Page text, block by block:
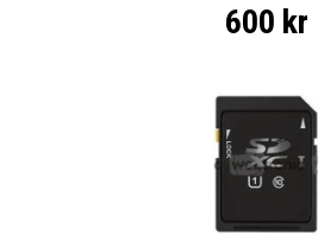
600 kr